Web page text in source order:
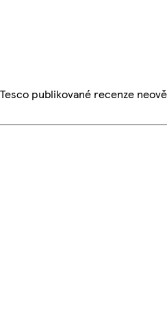
publikované recenze